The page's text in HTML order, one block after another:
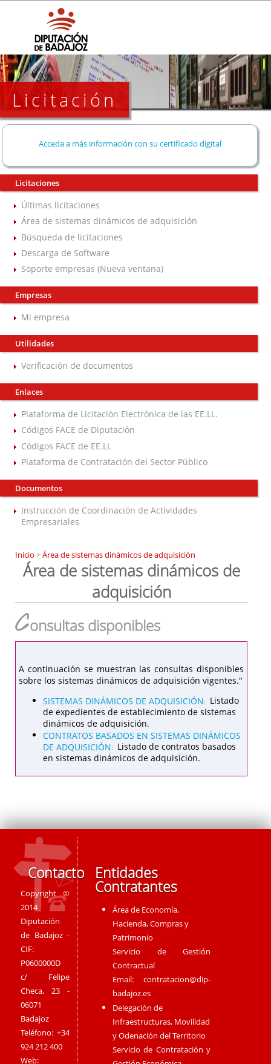
Licitación
Acceda a más información con su certificado digital
Licitaciones
Últimas licitaciones
Área de sistemas dinámicos de adquisición
Búsqueda de licitaciones
Descarga de Software
Soporte empresas (Nueva ventana)
Empresas
Mi empresa
Utilidades
Verificación de documentos
Enlaces
Plataforma de Licitación Electrónica de las EE.LL.
Códigos FACE de Diputación
Códigos FACE de EE.LL
Plataforma de Contratación del Sector Público
Documentos
Instrucción de Coordinación de Actividades
Empresariales
Inicio >Área de sistemas dinámicos de adquisición
Área de sistemas dinámicos de
adquisición
Consultas disponibles
A continuación se muestran las consultas disponibles
sobre los sistemas dinámicos de adquisición vigentes."
SISTEMAS DINÁMICOS DE ADQUISICIÓN: Listado
de expedientes de establecimiento de sistemas
dinámicos de adquisición.
CONTRATOS BASADOS EN SISTEMAS DINÁMICOS
DE ADQUISICIÓN: Listado de contratos basados
en sistemas dinámicos de adquisición.
Contacto
Copyright ©
2014
Diputación
de Badajoz -
CIF:
P0600000D
c/ Felipe
Checa, 23 -
06071
Badajoz
Teléfono: +34
924 212 400
Web:
Entidades
Contratantes
Área de Economía,
Hacienda, Compras y
Patrimonio
Servicio de Gestión
Contractual
Email:contratacion@dip-
badajoz.es
Delegación de
Infraestructuras, Movilidad
y Odenación del Territorio
Servicio de Contratación y